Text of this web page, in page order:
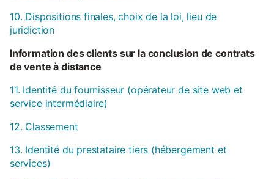
10. Dispositions finales, choix de la loi, lieu de
juridiction
Information des clients sur la conclusion de contrats
de vente à distance
11. Identité du fournisseur (opérateur de site web et
service intermédiaire)
12. Classement
13. Identité du prestataire tiers (hébergement et
services)